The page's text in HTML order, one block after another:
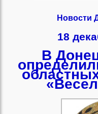
Новости
18
В